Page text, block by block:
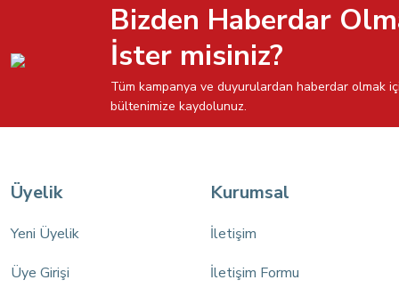
Bizden Haberdar
İster misiniz?
Tüm kampanya ve duyurulardan haberdar olmak
bültenimize kaydolunuz.
Üyelik
Yeni Üyelik
Üye Girişi
Kurumsal
İletişim
İletişim Formu